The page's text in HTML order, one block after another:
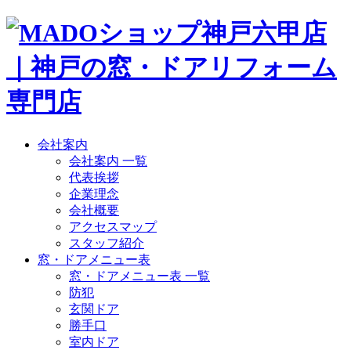
会社案内
会社案内 一覧
代表挨拶
企業理念
会社概要
アクセスマップ
スタッフ紹介
窓・ドアメニュー表
窓・ドアメニュー表 一覧
防犯
玄関ドア
勝手口
室内ドア